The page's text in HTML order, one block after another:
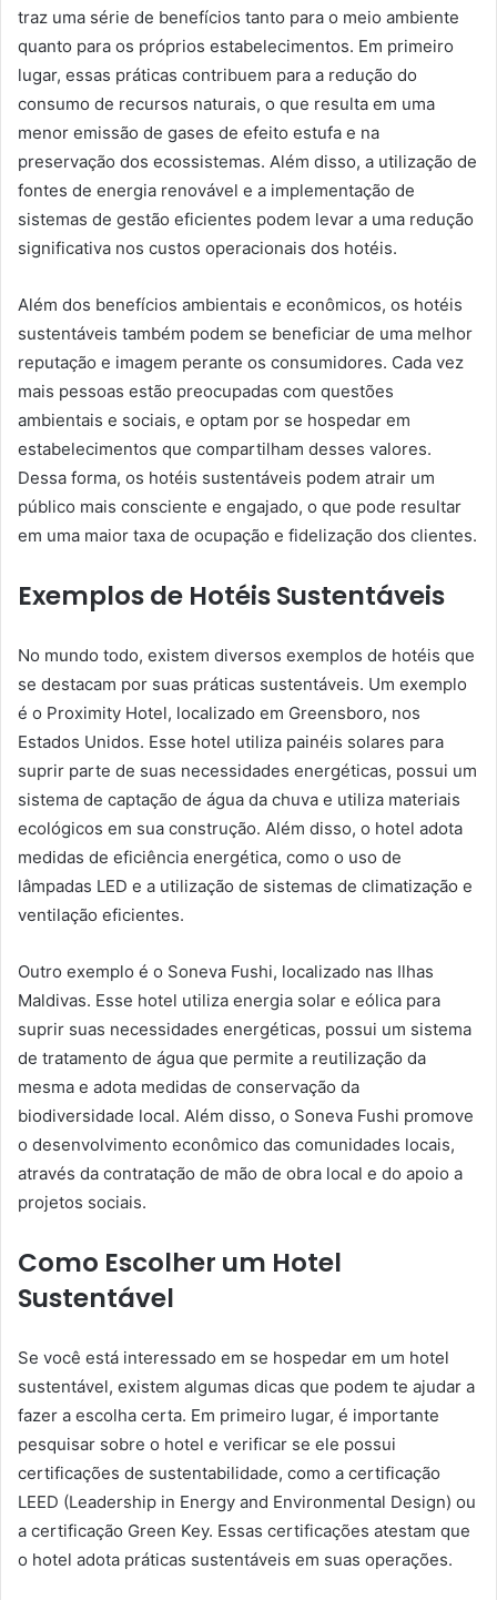
traz uma série de benefícios tanto para o meio ambiente
quanto para os próprios estabelecimentos. Em primeiro
lugar, essas práticas contribuem para a redução do
consumo de recursos naturais, o que resulta em uma
menor emissão de gases de efeito estufa e na
preservação dos ecossistemas. Além disso, a utilização de
fontes de energia renovável e a implementação de
sistemas de gestão eficientes podem levar a uma redução
significativa nos custos operacionais dos hotéis.
Além dos benefícios ambientais e econômicos, os hotéis
sustentáveis também podem se beneficiar de uma melhor
reputação e imagem perante os consumidores. Cada vez
mais pessoas estão preocupadas com questões
ambientais e sociais, e optam por se hospedar em
estabelecimentos que compartilham desses valores.
Dessa forma, os hotéis sustentáveis podem atrair um
público mais consciente e engajado, o que pode resultar
em uma maior taxa de ocupação e fidelização dos clientes.
Exemplos de Hotéis Sustentáveis
No mundo todo, existem diversos exemplos de hotéis que
se destacam por suas práticas sustentáveis. Um exemplo
é o Proximity Hotel, localizado em Greensboro, nos
Estados Unidos. Esse hotel utiliza painéis solares para
suprir parte de suas necessidades energéticas, possui um
sistema de captação de água da chuva e utiliza materiais
ecológicos em sua construção. Além disso, o hotel adota
medidas de eficiência energética, como o uso de
lâmpadas LED e a utilização de sistemas de climatização e
ventilação eficientes.
Outro exemplo é o Soneva Fushi, localizado nas Ilhas
Maldivas. Esse hotel utiliza energia solar e eólica para
suprir suas necessidades energéticas, possui um sistema
de tratamento de água que permite a reutilização da
mesma e adota medidas de conservação da
biodiversidade local. Além disso, o Soneva Fushi promove
o desenvolvimento econômico das comunidades locais,
através da contratação de mão de obra local e do apoio a
projetos sociais.
Como Escolher um Hotel
Sustentável
Se você está interessado em se hospedar em um hotel
sustentável, existem algumas dicas que podem te ajudar a
fazer a escolha certa. Em primeiro lugar, é importante
pesquisar sobre o hotel e verificar se ele possui
certificações de sustentabilidade, como a certificação
LEED (Leadership in Energy and Environmental Design) ou
a certificação Green Key. Essas certificações atestam que
o hotel adota práticas sustentáveis em suas operações.